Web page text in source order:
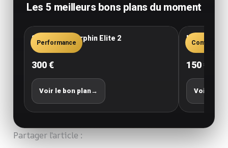
Les 5 meilleurs bons plans du moment
Performance
Saucony Endorphin Elite 2
300 €
Voir le bon plan→
Confort
New
150 €
Voir le
Partager l'article :